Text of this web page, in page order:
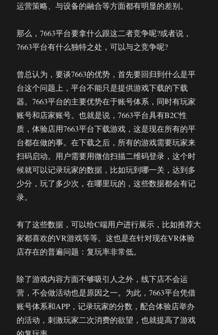
运营策略、与设备的融合等方面都有明显的差别。
那么，7663平台要拿什么跟这二者竞争呢?或者说，
7663平台有什么独特之处，可以与之竞争呢?
曾总认为，要谈7663的优势，首先要回归到什么是平
台这个问题上，平台不能只是提供游戏下载的下载
器。7663平台的主要优势在于账号体系，同时有玩家
账号和店家账号。也就是说，7663平台具有B2C性
质，体验店用7663平台下载游戏，这是现在所有的平
台都在做的事。在下载之后，所有的游戏需要玩家来
扫码启动。用户需要用微信扫描二维码登录，这个时
候就可以记录玩家的数据，比如玩到哪一关，达到多
少分，玩了多少次，在哪里玩的，这些数据都会有记
录。
有了这些数据，可以给C端用户进行展示，比如推荐大
家都喜欢的VR游戏等等。这也是在针对现在VR体验
店存在的普遍问题：复玩率非常低。
除了游戏内容方面不够吸引人之外，线下店不会运
营，不会做活动也是原因之一。为此，7663平台凭借
账号体系和APP，记录玩家的分数，配合体验店举办
的活动，刺激玩家二次消费的欲望，也就提高了游戏